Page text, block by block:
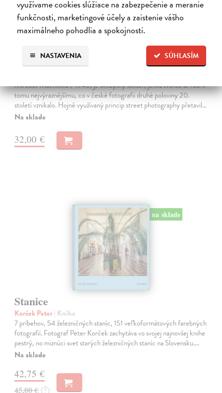
využívame cookies slúžiace na zabezpečenie a meranie
funkčnosti, marketingové účely a zaistenie vášho
maximálneho pohodlia a spokojnosti.
SÚHLASÍM
NASTAVENIA
Fragmenty / Fragments
Miroslav Machotka (*1946) je svébytný solitér, jehož tvorba se řadí k
tomu nejvýraznějšímu, co v české fotografii druhé poloviny 20.
století vznikalo. Hojně využívaný princip street photography přetavil…
Na sklade
32,00 €
na sklade
Stanice
Korček Peter| Kniha
7 príbehov, 54 železničných staníc, 151 veľkoformátových farebných
fotografií. Fotograf Peter Korček zachytáva vo svojej najnovšej knihe
pestrý, no miznúci svet starých železničných staníc na Slovensku.…
Na sklade
42,75 €
45,00 € ?